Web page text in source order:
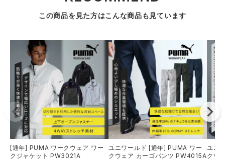
この商品を見た方はこんな商品も見ています
[通年] PUMA ワークウェア ワー
クジャケット PW3021A
ユニワールド [通年] PUMA ワー
クウェア カーゴパンツ PW4015A
ユニ
クウ